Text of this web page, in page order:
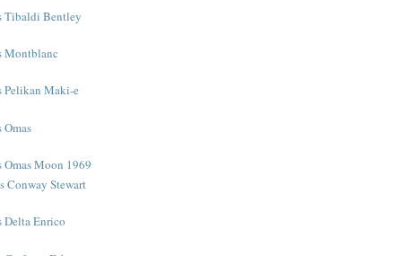
Tibaldi Bentley
Montblanc
Pelikan Maki-e
Omas Moon 1969
Conway Stewart
Delta Enrico